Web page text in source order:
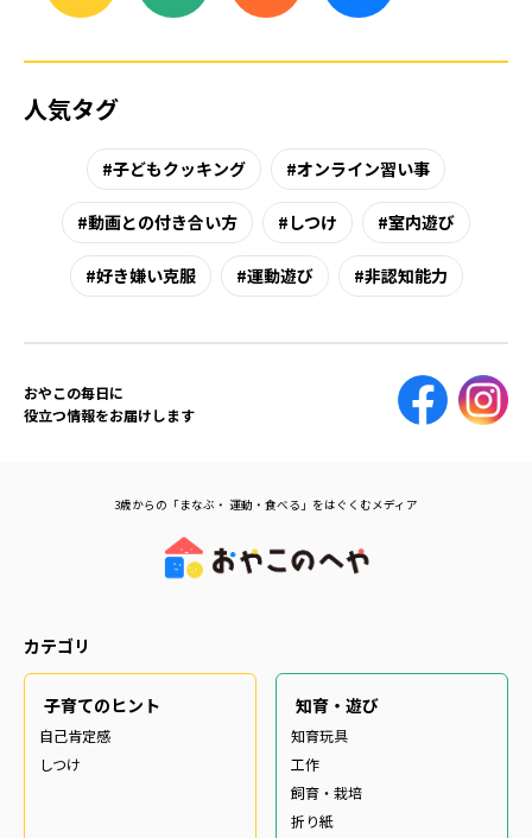
人気タグ
子どもクッキング オンライン習い事
動画との付き合い方 しつけ 室内遊び
好き嫌い克服 運動遊び 非認知能力
おやこの毎日に
役立つ情報をお届けします
3歳からの「まなぶ・ 運動・食べる」をはぐくむメディア
カテゴリ
子育てのヒント
自己肯定感
しつけ
知育・遊び
知育玩具
工作
飼育・栽培
折り紙